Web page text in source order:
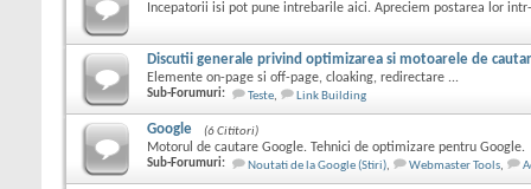
Incepatorii isi pot pune intrebarile aici. Apreciem postarea lor
Discutii generale privind optimizarea si motoarele de
Elemente on-page si off-page, cloaking, redirectare ...
Sub-Forumuri: Teste, Link Building
Google (6 Cititori)
Motorul de cautare Google. Tehnici de optimizare pentru Google.
Sub-Forumuri: Noutati de la Google (Stiri), Webmaster Tools,